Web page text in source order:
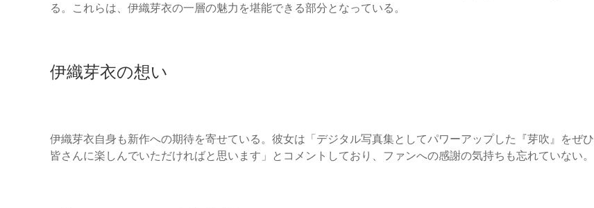
る。これらは、伊織芽衣の一層の魅力を堪能できる部分となっている。
伊織芽衣の想い
伊織芽衣自身も新作への期待を寄せている。彼女は「デジタル写真集としてパワーアップした『芽吹』をぜひ
皆さんに楽しんでいただければと思います」とコメントしており、ファンへの感謝の気持ちも忘れていない。